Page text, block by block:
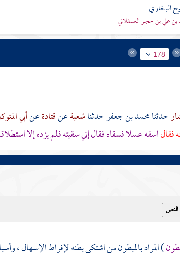
البخاري
علي بن حجر العسقلاني
178
حدثنامحمد بن جعفرحدثناشعبةعنقتادةعنأبي
فقالاسقه عسلا فسقاه فقال إني سقيته فلم يزده إلا
) المراد بالمبطون من اشتكى بطنه لإفراط الإسهال ،